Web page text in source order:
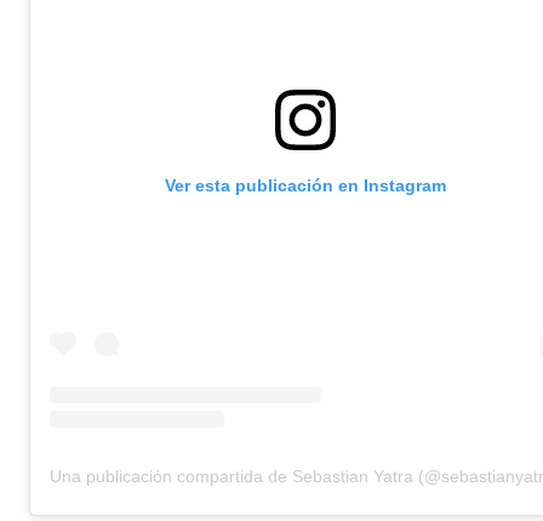
Ver esta publicación en Instagram
Una publicación compartida de Sebastian Yatra